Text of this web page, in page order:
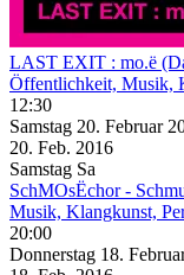
LAST EXIT : mo.ë
Öffentlichkeit, Musik,
12:30
Samstag 20. Februar
20. Feb. 2016
Samstag Sa
SchMOsËchor -
Musik, Klangkunst,
20:00
Donnerstag 18.